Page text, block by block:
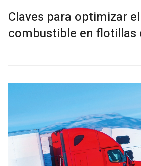
Claves para optimizar
combustible en